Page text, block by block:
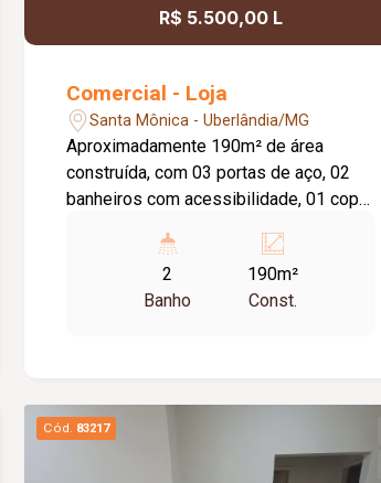
R$ 5.500,00 L
Comercial - Loja
Santa Mônica - Uberlândia/MG
Aproximadamente 190m² de área
construída, com 03 portas de aço, 02
banheiros com acessibilidade, 01 copa,
estacionamento. (Tem as
documentações). Obs: Piso Cerâmica e
energia Trifásica.
2
Banho
190m²
Const.
Cód. 83217